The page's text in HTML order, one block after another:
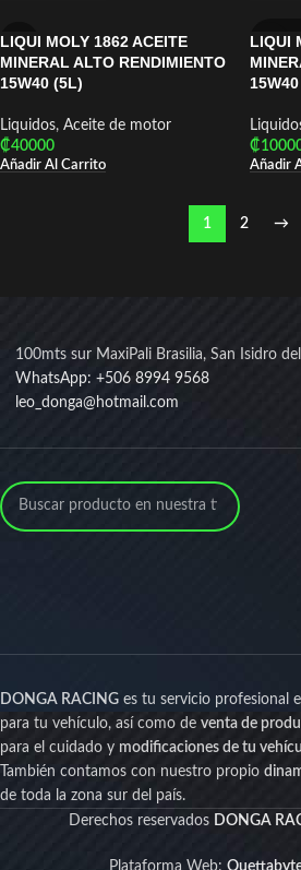
LIQUI MOLY 1862 ACEITE
MINERAL ALTO RENDIMIENTO
15W40 (5L)
Liquidos, Aceite de motor
₡40000
Añadir Al Carrito
LIQUI
LIQUI
₡
Añadir
1 2 →
100mts sur MaxiPali Brasilia, San Isidro
WhatsApp: +506 8994 9568
leo_donga@hotmail.com
DONGA RACING es tu servicio profesional
para tu vehículo, así como de venta de
para el cuidado y modificaciones de tu
También contamos con nuestro propio
de toda la zona sur del país.
Derechos reservados DONGA
Plataforma Web: